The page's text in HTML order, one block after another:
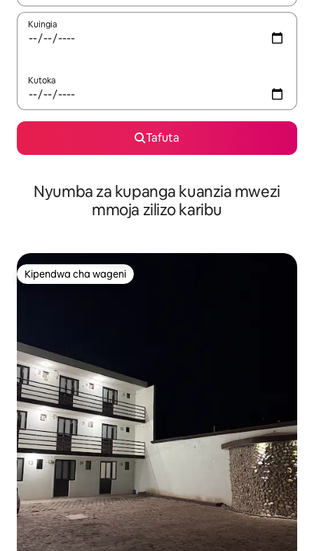
Kuingia
Kutoka
Tafuta
Nyumba za kupanga kuanzia mwezi
mmoja zilizo karibu
Kipendwa cha wageni
Kipendwa cha wageni